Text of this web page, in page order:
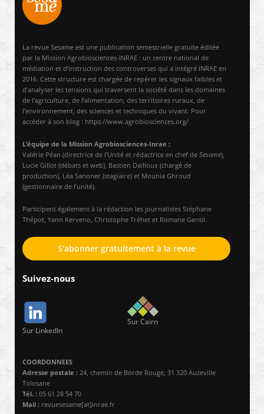
La revue Sesame est une publication semestrielle gratuite éditée
par la Mission Agrobiosciences-INRAE : un centre national de
médiation et d’instruction des controverses qui a intégré INRAE en
2016. Cette structure est chargée de repérer les signaux faibles et
d’analyser les tensions qui traversent la société dans les domaines
de l’agriculture, de l’alimentation, des territoires ruraux, de
l’environnement, des sciences et techniques du vivant. Pour
accéder à son blog : https://www.agrobiosciences.org/
L’équipe de la Mission Agrobiosciences-Inrae :
Valérie Péan (directrice de l’Unité et rédactrice en chef de Sesame),
Lucie Gillot (débats et web), Bastien Dailloux (chargé de
production), Léa Sanoner (stagiaire) et Mounia Ghroud
(gestionnaire de l’unité).
Participent également à la rédaction les journalistes Stéphane
Thépot, Yann Kerveno, Christophe Tréhet et Romane Gentil.
S'abonner gratuitement à la revue
Suivez-nous
Sur LinkedIn
Sur Cairn
COORDONNEES
Adresse postale : 24, chemin de Borde Rouge, 31 320 Auzeville
Tolosane
Tél. : 05 61 28 54 70
Mail : revuesesame[at]inrae.fr